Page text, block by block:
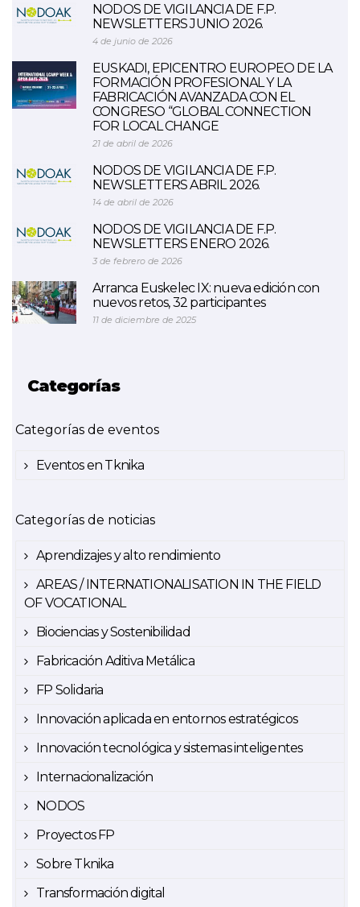
NODOS DE VIGILANCIA DE F.P.
NEWSLETTERS JUNIO 2026.
4 de junio de 2026
EUSKADI, EPICENTRO EUROPEO DE LA
FORMACIÓN PROFESIONAL Y LA
FABRICACIÓN AVANZADA CON EL
CONGRESO “GLOBAL CONNECTION
FOR LOCAL CHANGE
21 de abril de 2026
NODOS DE VIGILANCIA DE F.P.
NEWSLETTERS ABRIL 2026.
14 de abril de 2026
NODOS DE VIGILANCIA DE F.P.
NEWSLETTERS ENERO 2026.
3 de febrero de 2026
Arranca Euskelec IX: nueva edición con
nuevos retos, 32 participantes
11 de diciembre de 2025
Categorías
Categorías de eventos
Eventos en Tknika
Categorías de noticias
Aprendizajes y alto rendimiento
AREAS / INTERNATIONALISATION IN THE FIELD
OF VOCATIONAL
Biociencias y Sostenibilidad
Fabricación Aditiva Metálica
FP Solidaria
Innovación aplicada en entornos estratégicos
Innovación tecnológica y sistemas inteligentes
Internacionalización
NODOS
Proyectos FP
Sobre Tknika
Transformación digital